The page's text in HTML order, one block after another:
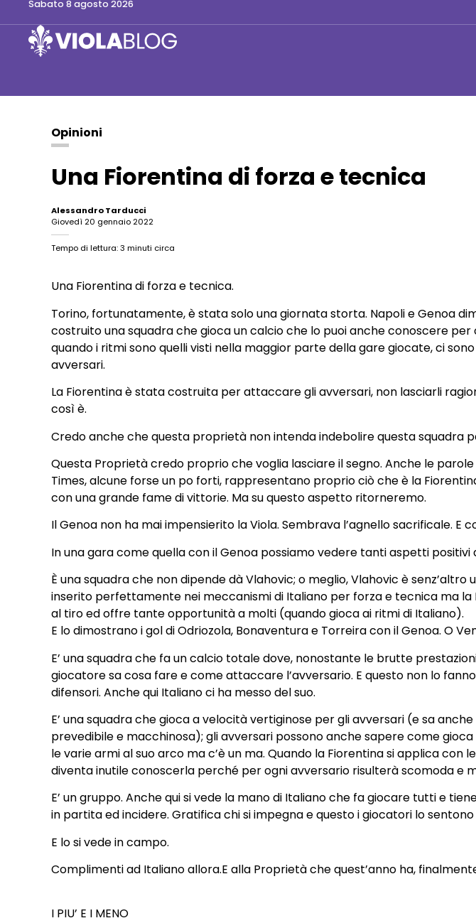
sabato 8 agosto 2026
Opinioni
Una Fiorentina di forza e tecnica
Alessandro Tarducci
giovedì 20 gennaio 2022
Tempo di lettura: 3 minuti circa
Una Fiorentina di forza e tecnica.
Torino, fortunatamente, è stata solo una giornata storta. Napoli e Genoa
costruito una squadra che gioca un calcio che lo puoi anche conoscere
quando i ritmi sono quelli visti nella maggior parte della gare giocate, ci
avversari.
La Fiorentina è stata costruita per attaccare gli avversari, non lasciarli
così è.
Credo anche che questa proprietà non intenda indebolire questa squadra
Questa Proprietà credo proprio che voglia lasciare il segno. Anche le parole
Times, alcune forse un po forti, rappresentano proprio ciò che è la
con una grande fame di vittorie. Ma su questo aspetto ritorneremo.
Il Genoa non ha mai impensierito la Viola. Sembrava l’agnello sacrificale. E
In una gara come quella con il Genoa possiamo vedere tanti aspetti positivi
È una squadra che non dipende dà Vlahovic; o meglio, Vlahovic è senz’altro
inserito perfettamente nei meccanismi di Italiano per forza e tecnica ma
al tiro ed offre tante opportunità a molti (quando gioca ai ritmi di Italiano).
E lo dimostrano i gol di Odriozola, Bonaventura e Torreira con il Genoa. O
E’ una squadra che fa un calcio totale dove, nonostante le brutte
giocatore sa cosa fare e come attaccare l’avversario. E questo non lo
difensori. Anche qui Italiano ci ha messo del suo.
E’ una squadra che gioca a velocità vertiginose per gli avversari (e sa
prevedibile e macchinosa); gli avversari possono anche sapere come
le varie armi al suo arco ma c’è un ma. Quando la Fiorentina si applica con
diventa inutile conoscerla perché per ogni avversario risulterà scomoda e
E’ un gruppo. Anche qui si vede la mano di Italiano che fa giocare tutti e
in partita ed incidere. Gratifica chi si impegna e questo i giocatori lo
E lo si vede in campo.
Complimenti ad Italiano allora.E alla Proprietà che quest’anno ha,
I PIU’ E I MENO